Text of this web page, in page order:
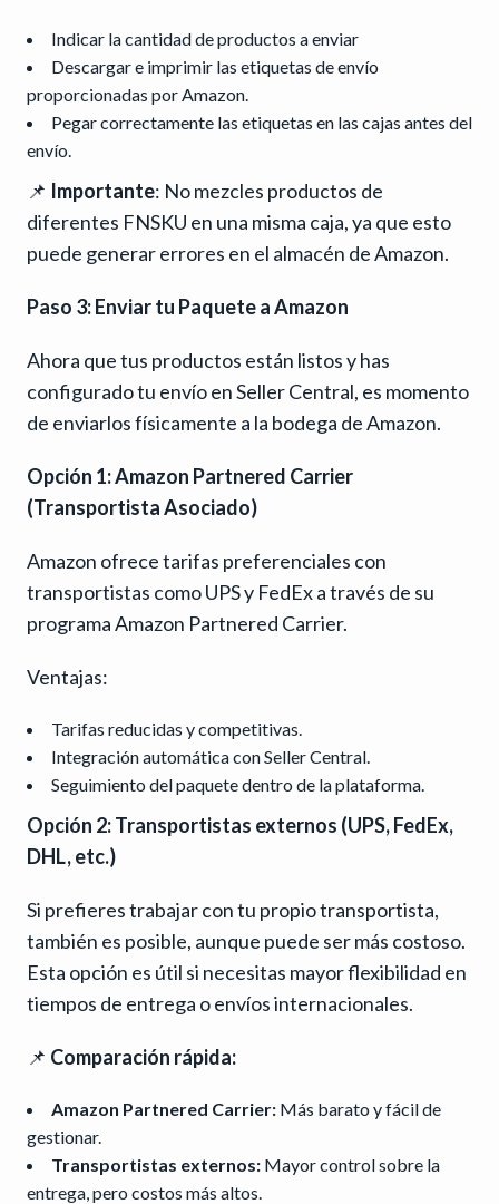
Indicar la cantidad de productos a enviar
Descargar e imprimir las etiquetas de envío
proporcionadas por Amazon.
Pegar correctamente las etiquetas en las cajas antes del
envío.
📌 Importante: No mezcles productos de
diferentes FNSKU en una misma caja, ya que esto
puede generar errores en el almacén de Amazon.
Paso 3: Enviar tu Paquete a Amazon
Ahora que tus productos están listos y has
configurado tu envío en Seller Central, es momento
de enviarlos físicamente a la bodega de Amazon.
Opción 1: Amazon Partnered Carrier
(Transportista Asociado)
Amazon ofrece tarifas preferenciales con
transportistas como UPS y FedEx a través de su
programa Amazon Partnered Carrier.
Ventajas:
Tarifas reducidas y competitivas.
Integración automática con Seller Central.
Seguimiento del paquete dentro de la plataforma.
Opción 2: Transportistas externos (UPS, FedEx,
DHL, etc.)
Si prefieres trabajar con tu propio transportista,
también es posible, aunque puede ser más costoso.
Esta opción es útil si necesitas mayor flexibilidad en
tiempos de entrega o envíos internacionales.
📌 Comparación rápida:
Amazon Partnered Carrier: Más barato y fácil de
gestionar.
Transportistas externos: Mayor control sobre la
entrega, pero costos más altos.